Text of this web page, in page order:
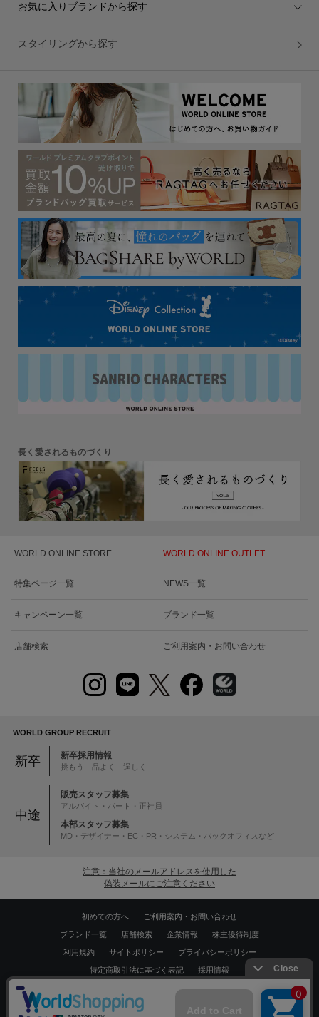
お気に入りブランドから探す
スタイリングから探す
長く愛されるものづくり
WORLD ONLINE STORE WORLD ONLINE OUTLET
特集ページ一覧 NEWS一覧
キャンペーン一覧 ブランド一覧
店舗検索 ご利用案内・お問い合わせ
WORLD GROUP RECRUIT
新卒 新卒採用情報
挑もう 品よく 逞しく
中途
販売スタッフ募集
アルバイト・パート・正社員
本部スタッフ募集
MD・デザイナー・EC・PR・システム・バックオフィスなど
注意：当社のメールアドレスを使用した
偽装メールにご注意ください
初めての方へ ご利用案内・お問い合わせ
ブランド一覧 店舗検索 企業情報 株主優待制度
利用規約 サイトポリシー プライバシーポリシー
特定商取引法に基づく表記 採用情報
Copyrights © WORLD CO.,LTD. All rights reserved.